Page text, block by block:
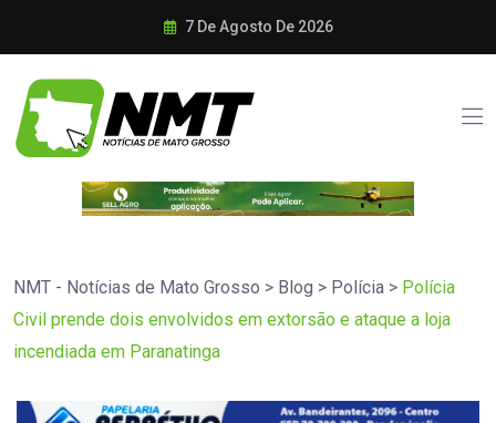
7 De Agosto De 2026
NMT - Notícias de Mato Grosso > Blog > Polícia > Polícia
Civil prende dois envolvidos em extorsão e ataque a loja
incendiada em Paranatinga